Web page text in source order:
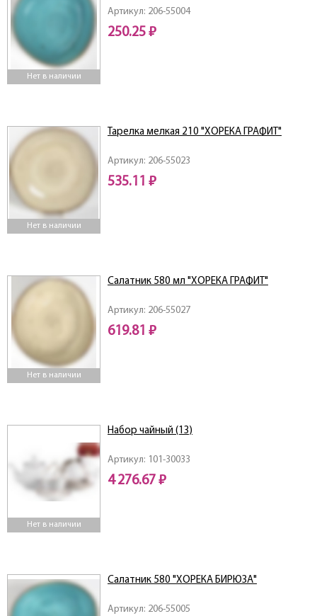
Нет в наличии
Артикул: 206-55004
250.25 ₽
Нет в наличии
Артикул: 206-55023
Тарелка мелкая 210 "ХОРЕКА ГРАФИТ"
535.11 ₽
Нет в наличии
Артикул: 206-55027
Салатник 580 мл "ХОРЕКА ГРАФИТ"
619.81 ₽
Нет в наличии
Артикул: 101-30033
Набор чайный (13)
4 276.67 ₽
Артикул: 206-55005
Салатник 580 "ХОРЕКА БИРЮЗА"